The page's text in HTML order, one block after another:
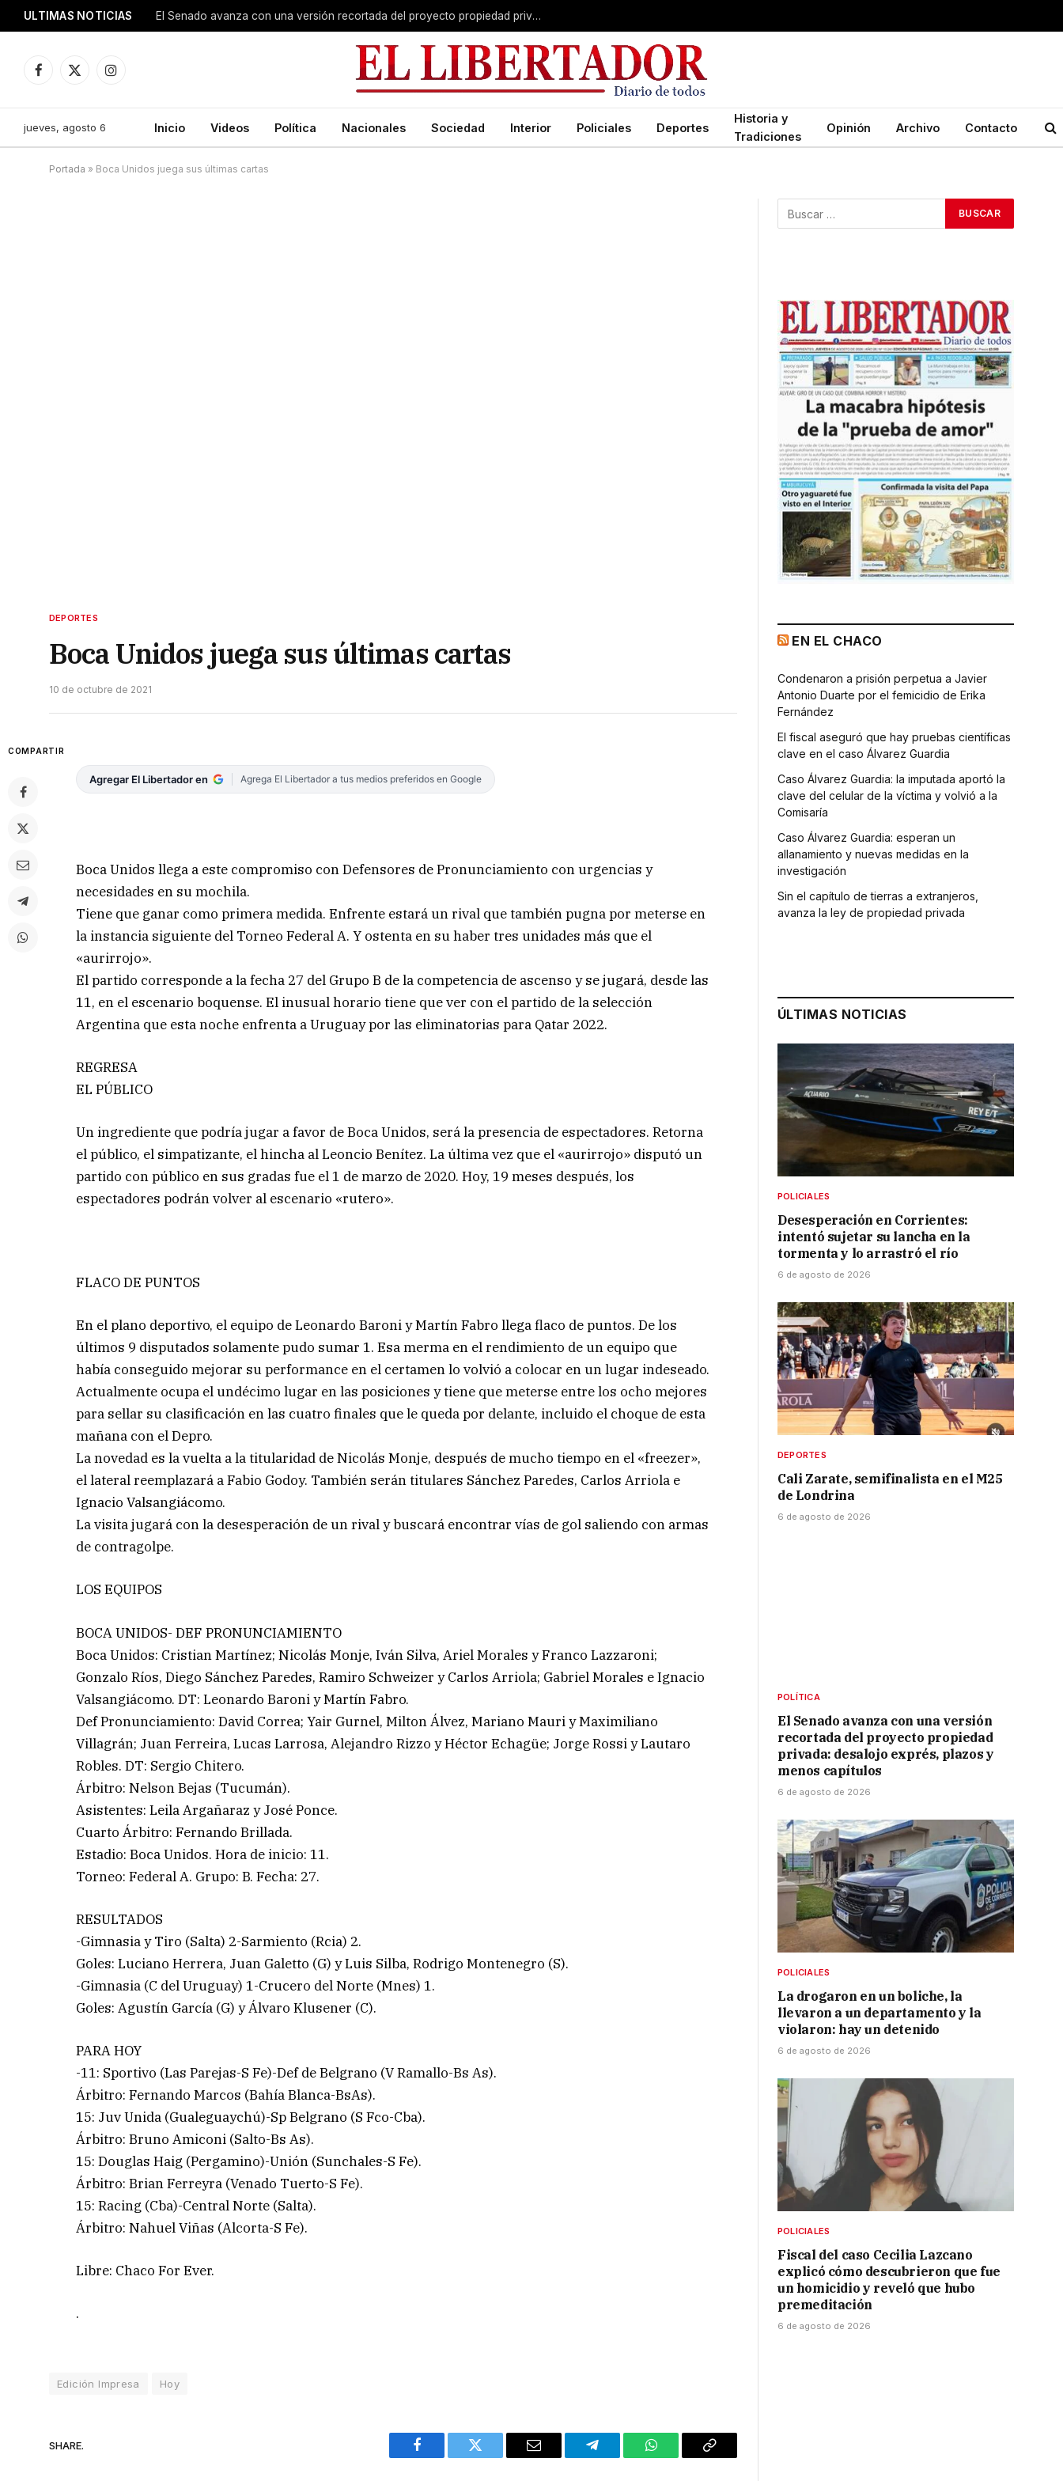
ULTIMAS NOTICIAS El Senado avanza con una versión recortada del proyecto propiedad privada: desalojo exprés, plazos y menos capítulos
Facebook
X
Instagram
jueves, agosto 6 Inicio Videos Política Nacionales Sociedad Interior Policiales Deportes
Historia y
Tradiciones
Opinión Archivo Contacto
Portada » Boca Unidos juega sus últimas cartas
DEPORTES
Boca Unidos juega sus últimas cartas
10 de octubre de 2021
COMPARTIR
Agregar El Libertador en Agrega El Libertador a tus medios preferidos en Google
Boca Unidos llega a este compromiso con Defensores de Pronunciamiento con urgencias y
necesidades en su mochila.
Tiene que ganar como primera medida. Enfrente estará un rival que también pugna por meterse en
la instancia siguiente del Torneo Federal A. Y ostenta en su haber tres unidades más que el
«aurirrojo».
El partido corresponde a la fecha 27 del Grupo B de la competencia de ascenso y se jugará, desde las
11, en el escenario boquense. El inusual horario tiene que ver con el partido de la selección
Argentina que esta noche enfrenta a Uruguay por las eliminatorias para Qatar 2022.
REGRESA
EL PÚBLICO
Un ingrediente que podría jugar a favor de Boca Unidos, será la presencia de espectadores. Retorna
el público, el simpatizante, el hincha al Leoncio Benítez. La última vez que el «aurirrojo» disputó un
partido con público en sus gradas fue el 1 de marzo de 2020. Hoy, 19 meses después, los
espectadores podrán volver al escenario «rutero».
FLACO DE PUNTOS
En el plano deportivo, el equipo de Leonardo Baroni y Martín Fabro llega flaco de puntos. De los
últimos 9 disputados solamente pudo sumar 1. Esa merma en el rendimiento de un equipo que
había conseguido mejorar su performance en el certamen lo volvió a colocar en un lugar indeseado.
Actualmente ocupa el undécimo lugar en las posiciones y tiene que meterse entre los ocho mejores
para sellar su clasificación en las cuatro finales que le queda por delante, incluido el choque de esta
mañana con el Depro.
La novedad es la vuelta a la titularidad de Nicolás Monje, después de mucho tiempo en el «freezer»,
el lateral reemplazará a Fabio Godoy. También serán titulares Sánchez Paredes, Carlos Arriola e
Ignacio Valsangiácomo.
La visita jugará con la desesperación de un rival y buscará encontrar vías de gol saliendo con armas
de contragolpe.
LOS EQUIPOS
BOCA UNIDOS- DEF PRONUNCIAMIENTO
Boca Unidos: Cristian Martínez; Nicolás Monje, Iván Silva, Ariel Morales y Franco Lazzaroni;
Gonzalo Ríos, Diego Sánchez Paredes, Ramiro Schweizer y Carlos Arriola; Gabriel Morales e Ignacio
Valsangiácomo. DT: Leonardo Baroni y Martín Fabro.
Def Pronunciamiento: David Correa; Yair Gurnel, Milton Álvez, Mariano Mauri y Maximiliano
Villagrán; Juan Ferreira, Lucas Larrosa, Alejandro Rizzo y Héctor Echagüe; Jorge Rossi y Lautaro
Robles. DT: Sergio Chitero.
Árbitro: Nelson Bejas (Tucumán).
Asistentes: Leila Argañaraz y José Ponce.
Cuarto Árbitro: Fernando Brillada.
Estadio: Boca Unidos. Hora de inicio: 11.
Torneo: Federal A. Grupo: B. Fecha: 27.
RESULTADOS
-Gimnasia y Tiro (Salta) 2-Sarmiento (Rcia) 2.
Goles: Luciano Herrera, Juan Galetto (G) y Luis Silba, Rodrigo Montenegro (S).
-Gimnasia (C del Uruguay) 1-Crucero del Norte (Mnes) 1.
Goles: Agustín García (G) y Álvaro Klusener (C).
PARA HOY
-11: Sportivo (Las Parejas-S Fe)-Def de Belgrano (V Ramallo-Bs As).
Árbitro: Fernando Marcos (Bahía Blanca-BsAs).
15: Juv Unida (Gualeguaychú)-Sp Belgrano (S Fco-Cba).
Árbitro: Bruno Amiconi (Salto-Bs As).
15: Douglas Haig (Pergamino)-Unión (Sunchales-S Fe).
Árbitro: Brian Ferreyra (Venado Tuerto-S Fe).
15: Racing (Cba)-Central Norte (Salta).
Árbitro: Nahuel Viñas (Alcorta-S Fe).
Libre: Chaco For Ever.
.
Edición Impresa Hoy
SHARE.
Facebook Twitter Email Telegram WhatsAppCopy
EN EL CHACO
Condenaron a prisión perpetua a Javier
Antonio Duarte por el femicidio de Erika
Fernández
El fiscal aseguró que hay pruebas científicas
clave en el caso Álvarez Guardia
Caso Álvarez Guardia: la imputada aportó la
clave del celular de la víctima y volvió a la
Comisaría
Caso Álvarez Guardia: esperan un
allanamiento y nuevas medidas en la
investigación
Sin el capítulo de tierras a extranjeros,
avanza la ley de propiedad privada
ÚLTIMAS NOTICIAS
POLICIALES
Desesperación en Corrientes:
intentó sujetar su lancha en la
tormenta y lo arrastró el río
6 de agosto de 2026
DEPORTES
Cali Zarate, semifinalista en el M25
de Londrina
6 de agosto de 2026
POLÍTICA
El Senado avanza con una versión
recortada del proyecto propiedad
privada: desalojo exprés, plazos y
menos capítulos
6 de agosto de 2026
POLICIALES
La drogaron en un boliche, la
llevaron a un departamento y la
violaron: hay un detenido
6 de agosto de 2026
POLICIALES
Fiscal del caso Cecilia Lazcano
explicó cómo descubrieron que fue
un homicidio y reveló que hubo
premeditación
6 de agosto de 2026